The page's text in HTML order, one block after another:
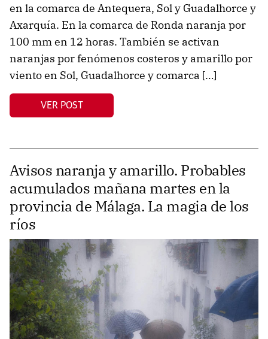
en la comarca de Antequera, Sol y Guadalhorce y
Axarquía. En la comarca de Ronda naranja por
100 mm en 12 horas. También se activan
naranjas por fenómenos costeros y amarillo por
viento en Sol, Guadalhorce y comarca […]
VER POST
Avisos naranja y amarillo. Probables
acumulados mañana martes en la
provincia de Málaga. La magia de los
ríos